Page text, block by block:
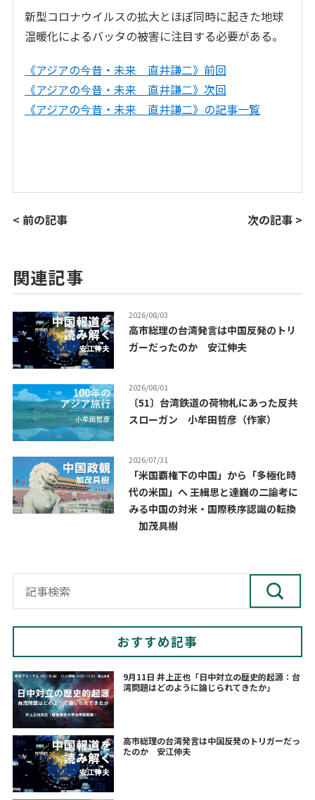
新型コロナウイルスの拡大とほぼ同時に起きた地球
温暖化によるバッタの被害に注目する必要がある。
《アジアの今昔・未来 直井謙二》前回
《アジアの今昔・未来 直井謙二》次回
《アジアの今昔・未来 直井謙二》の記事一覧
< 前の記事 次の記事 >
関連記事
2026/08/03
高市総理の台湾発言は中国反発のトリ
ガーだったのか 安江伸夫
2026/08/01
〔51〕台湾鉄道の荷物札にあった反共
スローガン 小牟田哲彦（作家）
2026/07/31
「米国覇権下の中国」から「多極化時
代の米国」へ ――王緝思と達巍の二論考に
みる中国の対米・国際秩序認識の転換
加茂具樹
おすすめ記事
9月11日 井上正也「日中対立の歴史的起源：台
湾問題はどのように論じられてきたか」
高市総理の台湾発言は中国反発のトリガーだっ
たのか 安江伸夫